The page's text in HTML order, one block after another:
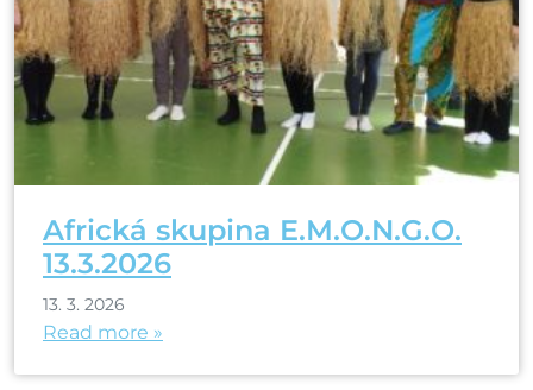
Africká skupina E.M.O.N.G.O.
13.3.2026
13. 3. 2026
Read more »